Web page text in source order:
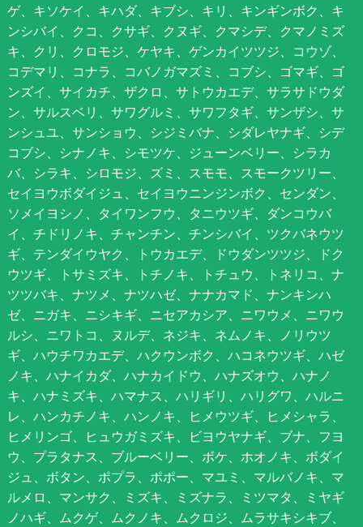
ゲ、キソケイ、キハダ、キブシ、キリ、キンギンボク、キ
ンシバイ、クコ、クサギ、クヌギ、クマシデ、クマノミズ
キ、クリ、クロモジ、ケヤキ、ゲンカイツツジ、コウゾ、
コデマリ、コナラ、コバノガマズミ、コブシ、ゴマギ、ゴ
ンズイ、サイカチ、ザクロ、サトウカエデ、サラサドウダ
ン、サルスベリ、サワグルミ、サワフタギ、サンザシ、サ
ンシュユ、サンショウ、シジミバナ、シダレヤナギ、シデ
コブシ、シナノキ、シモツケ、ジューンベリー、シラカ
バ、シラキ、シロモジ、ズミ、スモモ、スモークツリー、
セイヨウボダイジュ、セイヨウニンジンボク、センダン、
ソメイヨシノ、タイワンフウ、タニウツギ、ダンコウバ
イ、チドリノキ、チャンチン、チンシバイ、ツクバネウツ
ギ、テンダイウヤク、トウカエデ、ドウダンツツジ、ドク
ウツギ、トサミズキ、トチノキ、トチュウ、トネリコ、ナ
ツツバキ、ナツメ、ナツハゼ、ナナカマド、ナンキンハ
ゼ、ニガキ、ニシキギ、ニセアカシア、ニワウメ、ニワウ
ルシ、ニワトコ、ヌルデ、ネジキ、ネムノキ、ノリウツ
ギ、ハウチワカエデ、ハクウンボク、ハコネウツギ、ハゼ
ノキ、ハナイカダ、ハナカイドウ、ハナズオウ、ハナノ
キ、ハナミズキ、ハマナス、ハリギリ、ハリグワ、ハルニ
レ、ハンカチノキ、ハンノキ、ヒメウツギ、ヒメシャラ、
ヒメリンゴ、ヒュウガミズキ、ビヨウヤナギ、ブナ、フヨ
ウ、プラタナス、ブルーベリー、ボケ、ホオノキ、ボダイ
ジュ、ボタン、ポプラ、ポポー、マユミ、マルバノキ、マ
ルメロ、マンサク、ミズキ、ミズナラ、ミツマタ、ミヤギ
ノハギ、ムクゲ、ムクノキ、ムクロジ、ムラサキシキブ、